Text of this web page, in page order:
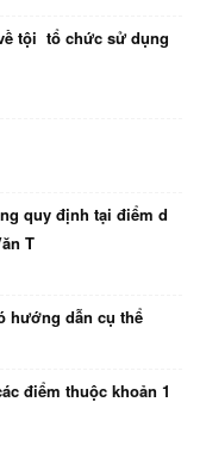
tội tổ chức sử dụng
quy định tại điểm d
T
hướng dẫn cụ thể
điểm thuộc khoản 1